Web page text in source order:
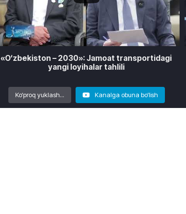
«O‘zbekiston – 2030»: Jamoat transportidagi
yangi loyihalar tahlili
Ko‘proq yuklash... Kanalga obuna bo‘lish